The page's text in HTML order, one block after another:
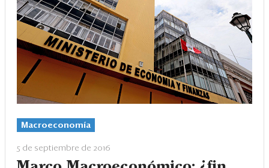
Macroeconomía
5 de septiembre de 2016